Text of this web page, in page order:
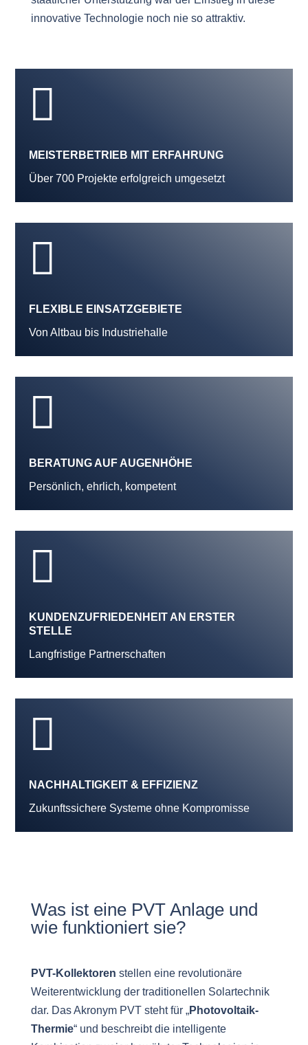
innovative Technologie noch nie so attraktiv.

MEISTERBETRIEB MIT ERFAHRUNG
Über 700 Projekte erfolgreich umgesetzt

FLEXIBLE EINSATZGEBIETE
Von Altbau bis Industriehalle

BERATUNG AUF AUGENHÖHE
Persönlich, ehrlich, kompetent

KUNDENZUFRIEDENHEIT AN ERSTER
STELLE
Langfristige Partnerschaften

NACHHALTIGKEIT & EFFIZIENZ
Zukunftssichere Systeme ohne Kompromisse
Was ist eine PVT Anlage und
wie funktioniert sie?
PVT-Kollektoren stellen eine revolutionäre
Weiterentwicklung der traditionellen Solartechnik
dar. Das Akronym PVT steht für „Photovoltaik-
Thermie“ und beschreibt die intelligente